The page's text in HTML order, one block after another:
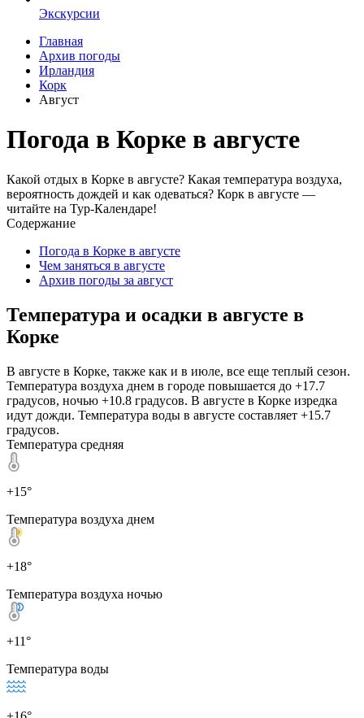
Экскурсии
Главная
Архив погоды
Ирландия
Корк
Август
Погода в Корке в августе
Какой отдых в Корке в августе? Какая температура воздуха,
вероятность дождей и как одеваться? Корк в августе —
читайте на Тур-Календаре!
Содержание
Погода в Корке в августе
Чем заняться в августе
Архив погоды за август
Температура и осадки в августе в
Корке
В августе в Корке, также как и в июле, все еще теплый сезон.
Температура воздуха днем в городе повышается до +17.7
градусов, ночью +10.8 градусов. В августе в Корке изредка
идут дожди. Температура воды в августе составляет +15.7
градусов.
Температура средняя
+15°
Температура воздуха днем
+18°
Температура воздуха ночью
+11°
Температура воды